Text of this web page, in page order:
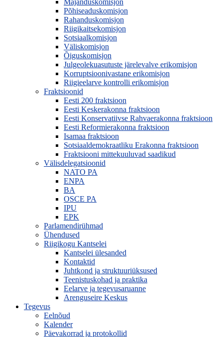
Põhiseaduskomisjon
Rahanduskomisjon
Riigikaitsekomisjon
Sotsiaalkomisjon
Väliskomisjon
Õiguskomisjon
Julgeolekuasutuste järelevalve erikomisjon
Korruptsioonivastane erikomisjon
Riigieelarve kontrolli erikomisjon
Fraktsioonid
Eesti 200 fraktsioon
Eesti Keskerakonna fraktsioon
Eesti Konservatiivse Rahvaerakonna fraktsioon
Eesti Reformierakonna fraktsioon
Isamaa fraktsioon
Sotsiaaldemokraatliku Erakonna fraktsioon
Fraktsiooni mittekuuluvad saadikud
Välisdelegatsioonid
NATO PA
ENPA
BA
OSCE PA
IPU
EPK
Parlamendirühmad
Ühendused
Riigikogu Kantselei
Kantselei ülesanded
Kontaktid
Juhtkond ja struktuuriüksused
Teenistuskohad ja praktika
Eelarve ja tegevusaruanne
Arenguseire Keskus
Tegevus
Eelnõud
Kalender
Päevakorrad ja protokollid